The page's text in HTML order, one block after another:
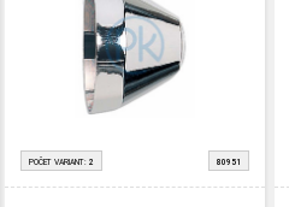
POČET VARIANT: 2 80951